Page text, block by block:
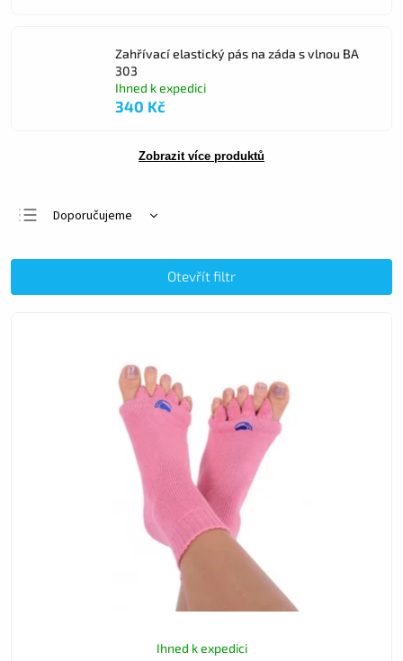
Zahřívací elastický pás na záda s vlnou BA
303
Ihned k expedici
340 Kč
Zobrazit více produktů
Doporučujeme
Otevřít filtr
Ihned k expedici